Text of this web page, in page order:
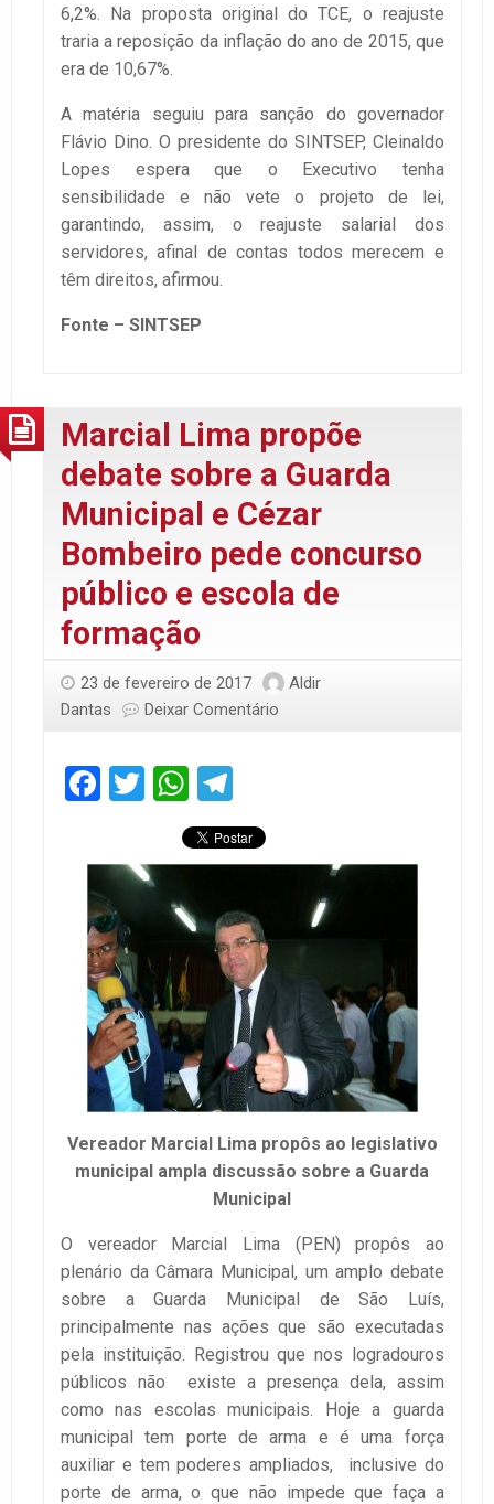
6,2%. Na proposta original do TCE, o reajuste
traria a reposição da inflação do ano de 2015, que
era de 10,67%.
A matéria seguiu para sanção do governador
Flávio Dino. O presidente do SINTSEP, Cleinaldo
Lopes espera que o Executivo tenha
sensibilidade e não vete o projeto de lei,
garantindo, assim, o reajuste salarial dos
servidores, afinal de contas todos merecem e
têm direitos, afirmou.
Fonte – SINTSEP
Marcial Lima propõe
debate sobre a Guarda
Municipal e Cézar
Bombeiro pede concurso
público e escola de
formação
23 de fevereiro de 2017
Aldir
Dantas
Deixar Comentário
Facebook
TwitterWhatsApp
Vereador Marcial Lima propôs ao legislativo
municipal ampla discussão sobre a Guarda
Municipal
O vereador Marcial Lima (PEN) propôs ao
plenário da Câmara Municipal, um amplo debate
sobre a Guarda Municipal de São Luís,
principalmente nas ações que são executadas
pela instituição. Registrou que nos logradouros
públicos não existe a presença dela, assim
como nas escolas municipais. Hoje a guarda
municipal tem porte de arma e é uma força
auxiliar e tem poderes ampliados, inclusive do
porte de arma, o que não impede que faça a